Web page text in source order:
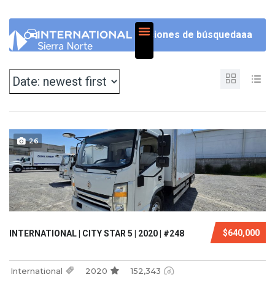
Opciones de búsquedaaa
26
$640,000
INTERNATIONAL | CITY STAR 5 | 2020 | #248
International 2020 152,343